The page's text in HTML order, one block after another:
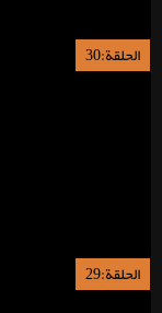
الحلقة:30
الحلقة:29